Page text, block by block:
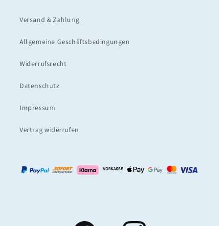
Versand & Zahlung
Allgemeine Geschäftsbedingungen
Widerrufsrecht
Datenschutz
Impressum
Vertrag widerrufen